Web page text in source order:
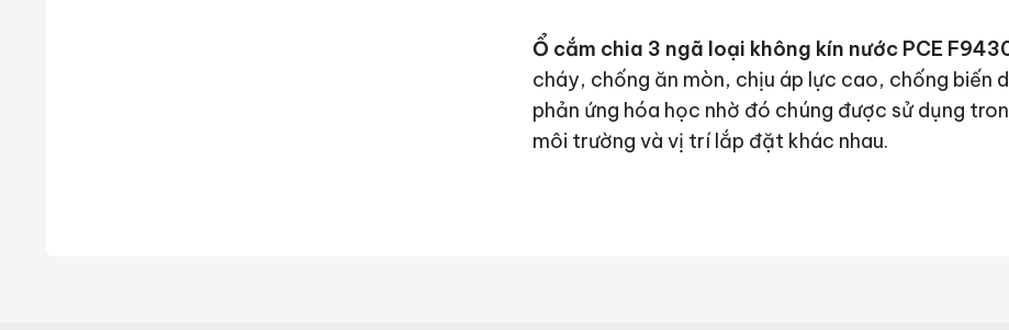
Ổ cắm chia 3 ngã loại không kín nước PCE
cháy, chống ăn mòn, chịu áp lực cao, chống biến
phản ứng hóa học nhờ đó chúng được sử dụng
môi trường và vị trí lắp đặt khác nhau.